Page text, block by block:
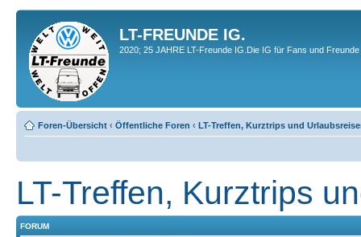
LT-FREUNDE IG.
2020; 25 JAHRE LT-Freunde IG.Die IG für Fans und
Foren-Übersicht ‹ Öffentliche Foren ‹ LT-Treffen, Kurztrips und
LT-Treffen, Kurztrips
FORUM